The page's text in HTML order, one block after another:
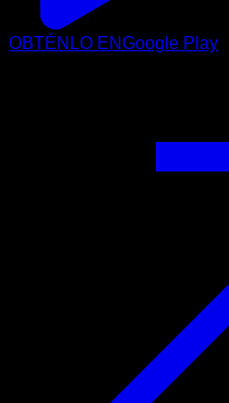
OBTÉNLO ENGoogle Play